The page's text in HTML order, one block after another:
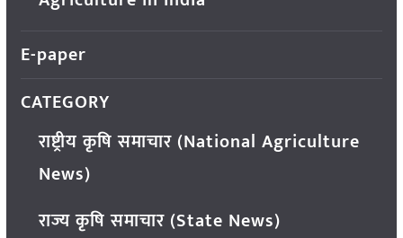
E-paper
CATEGORY
राष्ट्रीय कृषि समाचार (National Agriculture
News)
राज्य कृषि समाचार (State News)